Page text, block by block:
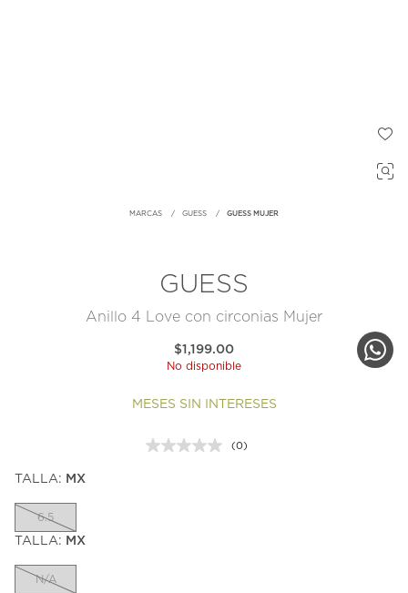
MARCAS GUESS GUESS MUJER
GUESS
Anillo 4 Love con circonias Mujer
$1,199.00
No disponible
MESES SIN INTERESES
Sin
(0)
TALLA: MX
6.5
TALLA: MX
N/A